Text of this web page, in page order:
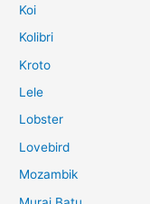
Koi
Kolibri
Kroto
Lele
Lobster
Lovebird
Mozambik